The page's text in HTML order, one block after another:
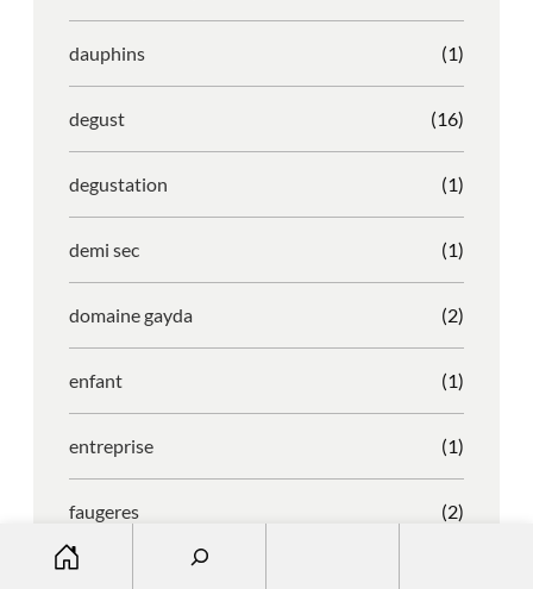
dauphins (1)
degust (16)
degustation (1)
demi sec (1)
domaine gayda (2)
enfant (1)
entreprise (1)
faugeres (2)
faustino